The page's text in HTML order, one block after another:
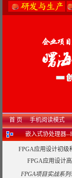
首 页 手机阅读模式
嵌入式协处理器--
FPGA应用设计初级
FPGA应用设计
FPGA项目实战系